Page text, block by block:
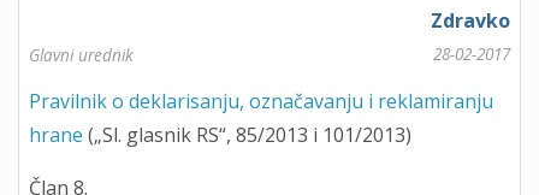
Zdravko
Glavni urednik 28-02-2017
Pravilnik o deklarisanju, označavanju i reklamiranju
hrane („Sl. glasnik RS“, 85/2013 i 101/2013)
Član 8.